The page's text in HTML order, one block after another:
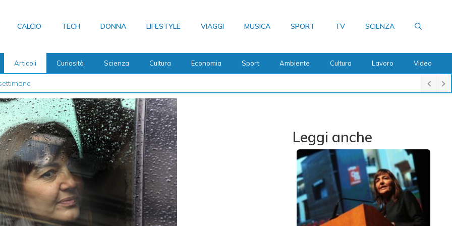
CALCIO TECH DONNA LIFESTYLE VIAGGI MUSICA SPORT TV SCIENZA
Articoli Curiosità Scienza Cultura Economia Sport Ambiente Cultura Lavoro Video
Leggi anche